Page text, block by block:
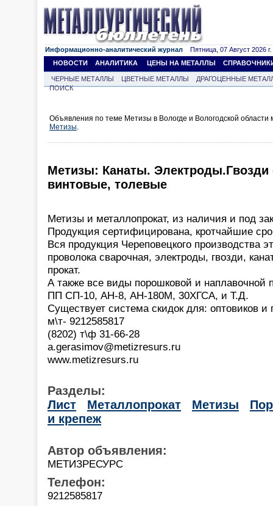
Информационно-аналитический журнал Пятница, 07 Август 2026 г.
НОВОСТИ
АНАЛИТИКА ЦЕНЫ НА МЕТАЛЛЫ
ЧЕРНЫЕ МЕТАЛЛЫ ЦВЕТНЫЕ МЕТАЛЛЫ
ДРАГОЦЕННЫЕ
ПОИСК
Объявления по теме Метизы в Вологде и Вологодской
Метизы.
Метизы: Канаты. Электроды.Гвозди
винтовые, толевые
Метизы и металлопрокат, из наличия и под
Продукция сертифицирована, кротчайшие
Вся продукция Череповецкого производства
проволока сварочная, электроды, гвозди,
прокат.
А также все виды порошковой и наплавочной
ПП СП-10, АН-8, АН-180М, 30ХГСА, и Т.Д.
Существует система скидок для: оптовиков и
м\т- 9212585817
(8202) т\ф 31-66-28
a.gerasimov@metizresurs.ru
www.metizresurs.ru
Разделы:
Лист
Металлопрокат Метизы
и крепеж
Автор объявления:
МЕТИЗРЕСУРС
Телефон:
9212585817